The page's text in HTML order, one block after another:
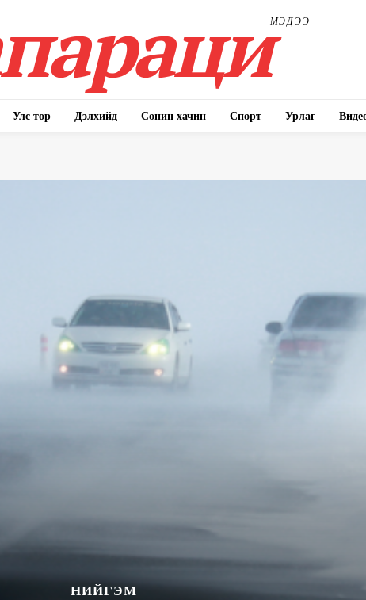
МЭДЭЭ
Улс төр Дэлхийд Сонин хачин Спорт Урлаг
НИЙГЭМ